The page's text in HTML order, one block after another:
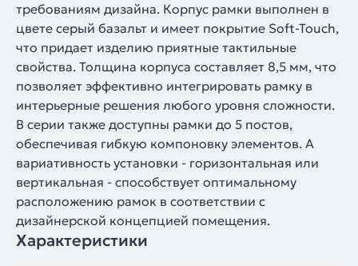
требованиям дизайна. Корпус рамки выполнен в
цвете серый базальт и имеет покрытие Soft-Touch,
что придает изделию приятные тактильные
свойства. Толщина корпуса составляет 8,5 мм, что
позволяет эффективно интегрировать рамку в
интерьерные решения любого уровня сложности.
В серии также доступны рамки до 5 постов,
обеспечивая гибкую компоновку элементов. А
вариативность установки - горизонтальная или
вертикальная - способствует оптимальному
расположению рамок в соответствии с
дизайнерской концепцией помещения.
Характеристики